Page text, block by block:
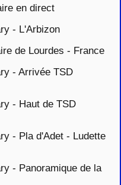
en direct
- L'Arbizon
de Lourdes - France
- Arrivée TSD
- Haut de TSD
- Pla d'Adet - Ludette
- Panoramique de la